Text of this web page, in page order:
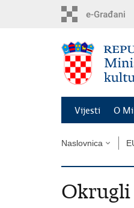
Vijesti O
Naslovnica
Okrugli